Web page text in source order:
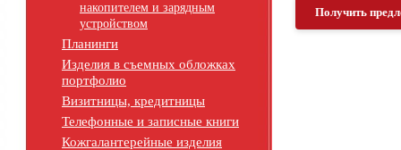
накопителем и зарядным
устройством
Планинги
Изделия в съемных обложках
портфолио
Визитницы, кредитницы
Телефонные и записные книги
Кожгалантерейные изделия
Получить